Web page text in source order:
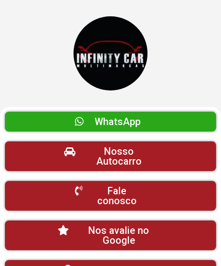
WhatsApp
Nosso
Autocarro
Fale
conosco
Nos avalie no
Google